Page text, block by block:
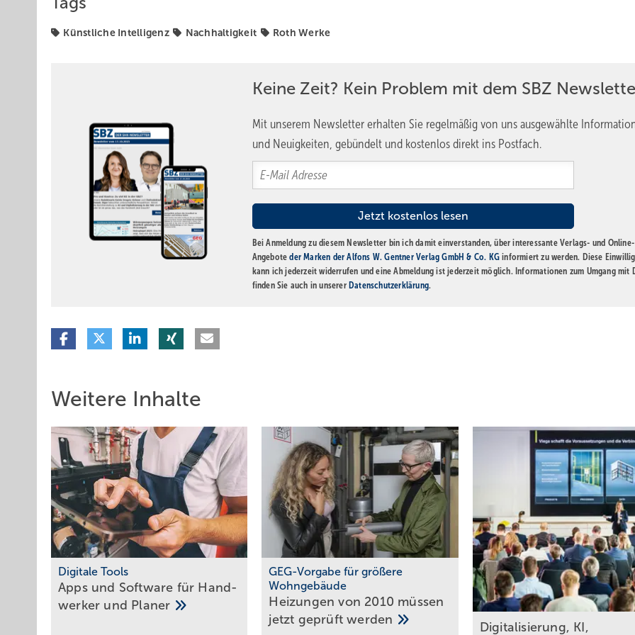
Künstliche Intelligenz Nachhaltigkeit Roth Werke
Keine Zeit? Kein Problem mit dem SBZ
Mit unserem Newsletter erhalten Sie regelmäßig von uns ausgewählte
und Neuigkeiten, gebündelt und kostenlos direkt ins Postfach.
Bei Anmeldung zu diesem Newsletter bin ich damit einverstanden, über interessante Verlags- und Online-
Angeboteder Marken der Alfons W. Gentner Verlag GmbH & Co. KG informiert zu werden. Diese
kann ich jederzeit widerrufen und eine Abmeldung ist jederzeit möglich. Informationen zum Umgang mit
finden Sie auch in unserer Datenschutzerklärung.
Weitere Inhalte
Digitale Tools
Apps und Soft­ware für Hand­
werker und Planer
GEG-Vorgabe für größere
Wohngebäude
Heizungen von 2010 müssen
jetzt geprüftwerden
Digitalisierung, KI,